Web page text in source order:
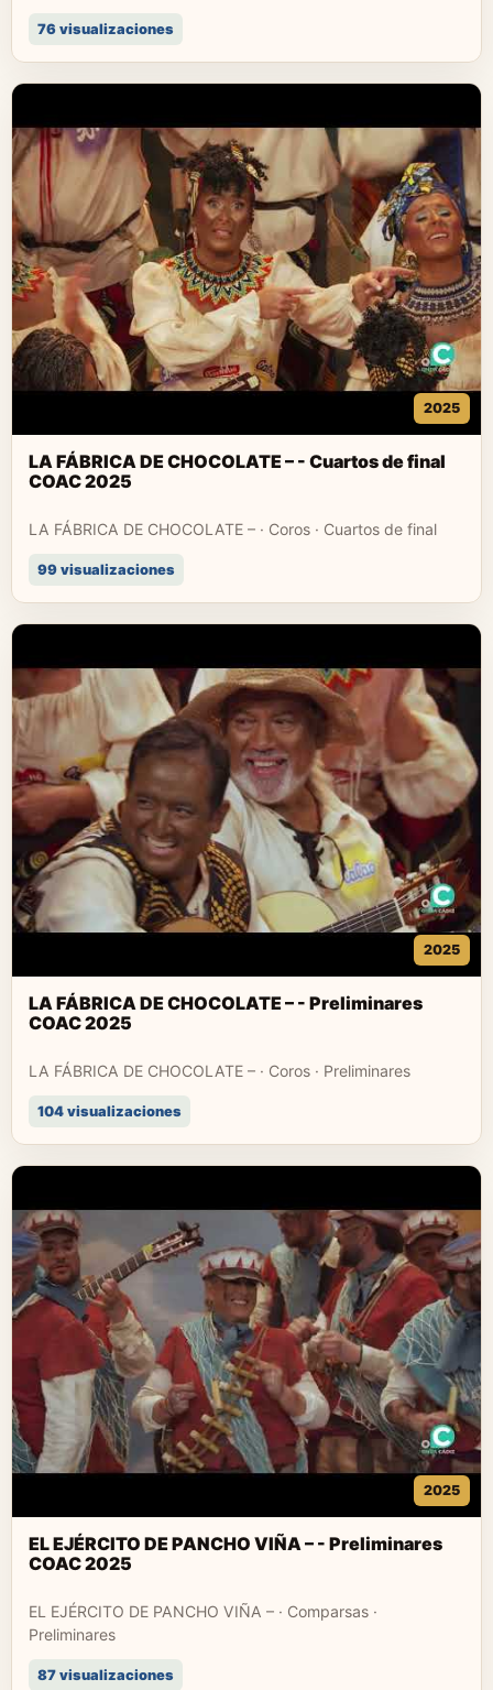
76 visualizaciones
2025
LA FÁBRICA DE CHOCOLATE – - Cuartos de final
COAC 2025
LA FÁBRICA DE CHOCOLATE – · Coros · Cuartos de final
99 visualizaciones
2025
LA FÁBRICA DE CHOCOLATE – - Preliminares
COAC 2025
LA FÁBRICA DE CHOCOLATE – · Coros · Preliminares
104 visualizaciones
2025
EL EJÉRCITO DE PANCHO VIÑA – - Preliminares
COAC 2025
EL EJÉRCITO DE PANCHO VIÑA – · Comparsas ·
Preliminares
87 visualizaciones